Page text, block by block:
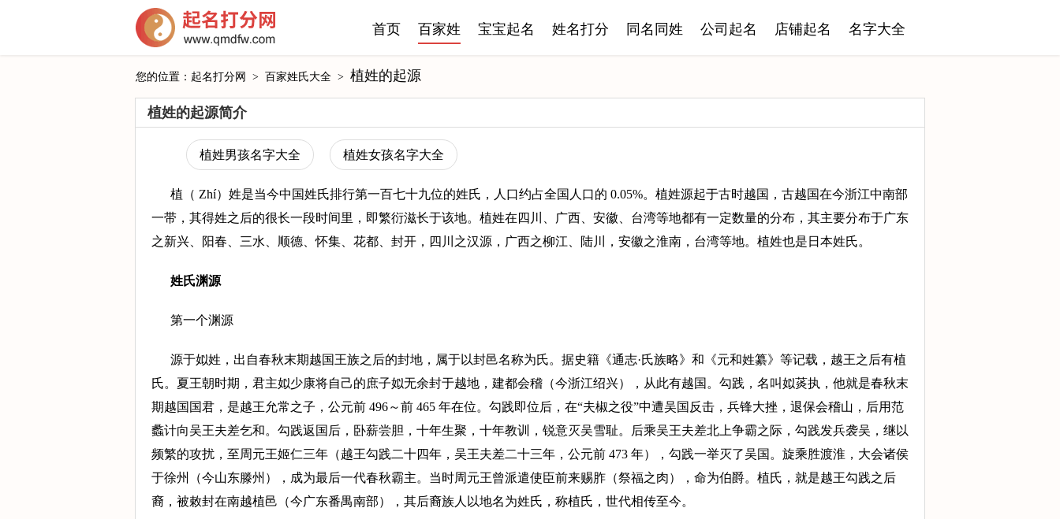
首页 百家姓 宝宝起名 姓名打分 同名同姓 公司起名 店铺起名 名字大全
您的位置： 起名打分网 > 百家姓氏大全 > 植姓的起源
植姓的起源简介
植姓男孩名字大全 植姓女孩名字大全
植（ Zhí）姓是当今中国姓氏排行第一百七十九位的姓氏，人口约占全国人口的 0.05%。植姓源起于古时越国，古越国在今浙江中南部
一带，其得姓之后的很长一段时间里，即繁衍滋长于该地。植姓在四川、广西、安徽、台湾等地都有一定数量的分布，其主要分布于广东
之新兴、阳春、三水、顺德、怀集、花都、封开，四川之汉源，广西之柳江、陆川，安徽之淮南，台湾等地。植姓也是日本姓氏。
姓氏渊源
第一个渊源
源于姒姓，出自春秋末期越国王族之后的封地，属于以封邑名称为氏。据史籍《通志·氏族略》和《元和姓纂》等记载，越王之后有植
氏。夏王朝时期，君主姒少康将自己的庶子姒无余封于越地，建都会稽（今浙江绍兴），从此有越国。勾践，名叫姒菼执，他就是春秋末
期越国国君，是越王允常之子，公元前 496～前 465 年在位。勾践即位后，在“夫椒之役”中遭吴国反击，兵锋大挫，退保会稽山，后用范
蠡计向吴王夫差乞和。勾践返国后，卧薪尝胆，十年生聚，十年教训，锐意灭吴雪耻。后乘吴王夫差北上争霸之际，勾践发兵袭吴，继以
频繁的攻扰，至周元王姬仁三年（越王勾践二十四年，吴王夫差二十三年，公元前 473 年），勾践一举灭了吴国。旋乘胜渡淮，大会诸侯
于徐州（今山东滕州），成为最后一代春秋霸主。当时周元王曾派遣使臣前来赐胙（祭福之肉），命为伯爵。植氏，就是越王勾践之后
裔，被敕封在南越植邑（今广东番禺南部），其后裔族人以地名为姓氏，称植氏，世代相传至今。